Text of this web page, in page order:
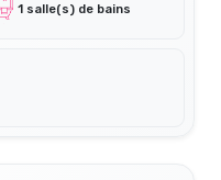
1 salle(s) de bains